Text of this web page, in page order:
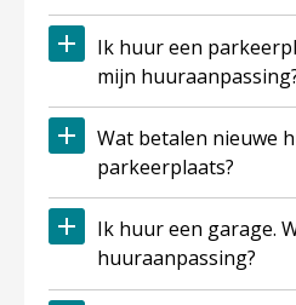
Ik huur een parkeerplaats. Wat wordt
mijn
Wat betalen nieuwe huurders voor een
parkeerplaats?
Ik huur een garage. Wat wordt mijn
huuraanpassing?